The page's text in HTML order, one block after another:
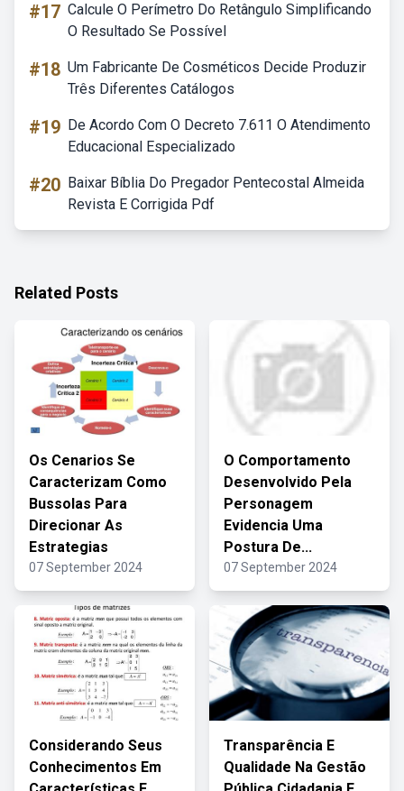
#17 Calcule O Perímetro Do Retângulo Simplificando
O Resultado Se Possível
#18 Um Fabricante De Cosméticos Decide Produzir
Três Diferentes Catálogos
#19 De Acordo Com O Decreto 7.611 O Atendimento
Educacional Especializado
#20 Baixar Bíblia Do Pregador Pentecostal Almeida
Revista E Corrigida Pdf
Related Posts
Os Cenarios Se
Caracterizam Como
Bussolas Para
Direcionar As
Estrategias
07 September 2024
O Comportamento
Desenvolvido Pela
Personagem
Evidencia Uma
Postura De...
07 September 2024
Considerando Seus
Conhecimentos Em
Transparência E
Qualidade Na Gestão